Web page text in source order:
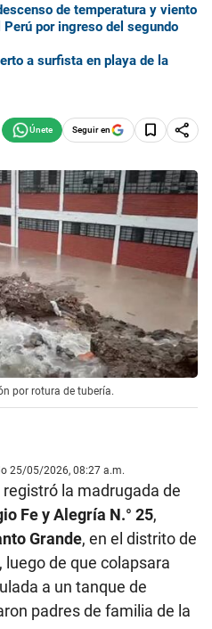
de temperatura y viento
por ingreso del segundo
a surfista en playa de la
Seguir en
por rotura de tubería.
25/05/2026, 08:27 a.m.
la madrugada de
Fe y Alegría N.° 25,
Grande, en el distrito de
, luego de que colapsara
a un tanque de
padres de familia de la